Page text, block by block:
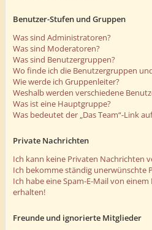
Benutzer-Stufen und Gruppen
Was sind Administratoren?
Was sind Moderatoren?
Was sind Benutzergruppen?
Wo finde ich die Benutzergruppen
Wie werde ich Gruppenleiter?
Weshalb werden verschiedene
Was ist eine Hauptgruppe?
Was bedeutet der „Das Team“-Link
Private Nachrichten
Ich kann keine Privaten Nachrichten
Ich bekomme ständig unerwünschte
Ich habe eine Spam-E-Mail von
erhalten!
Freunde und ignorierte Mitglieder